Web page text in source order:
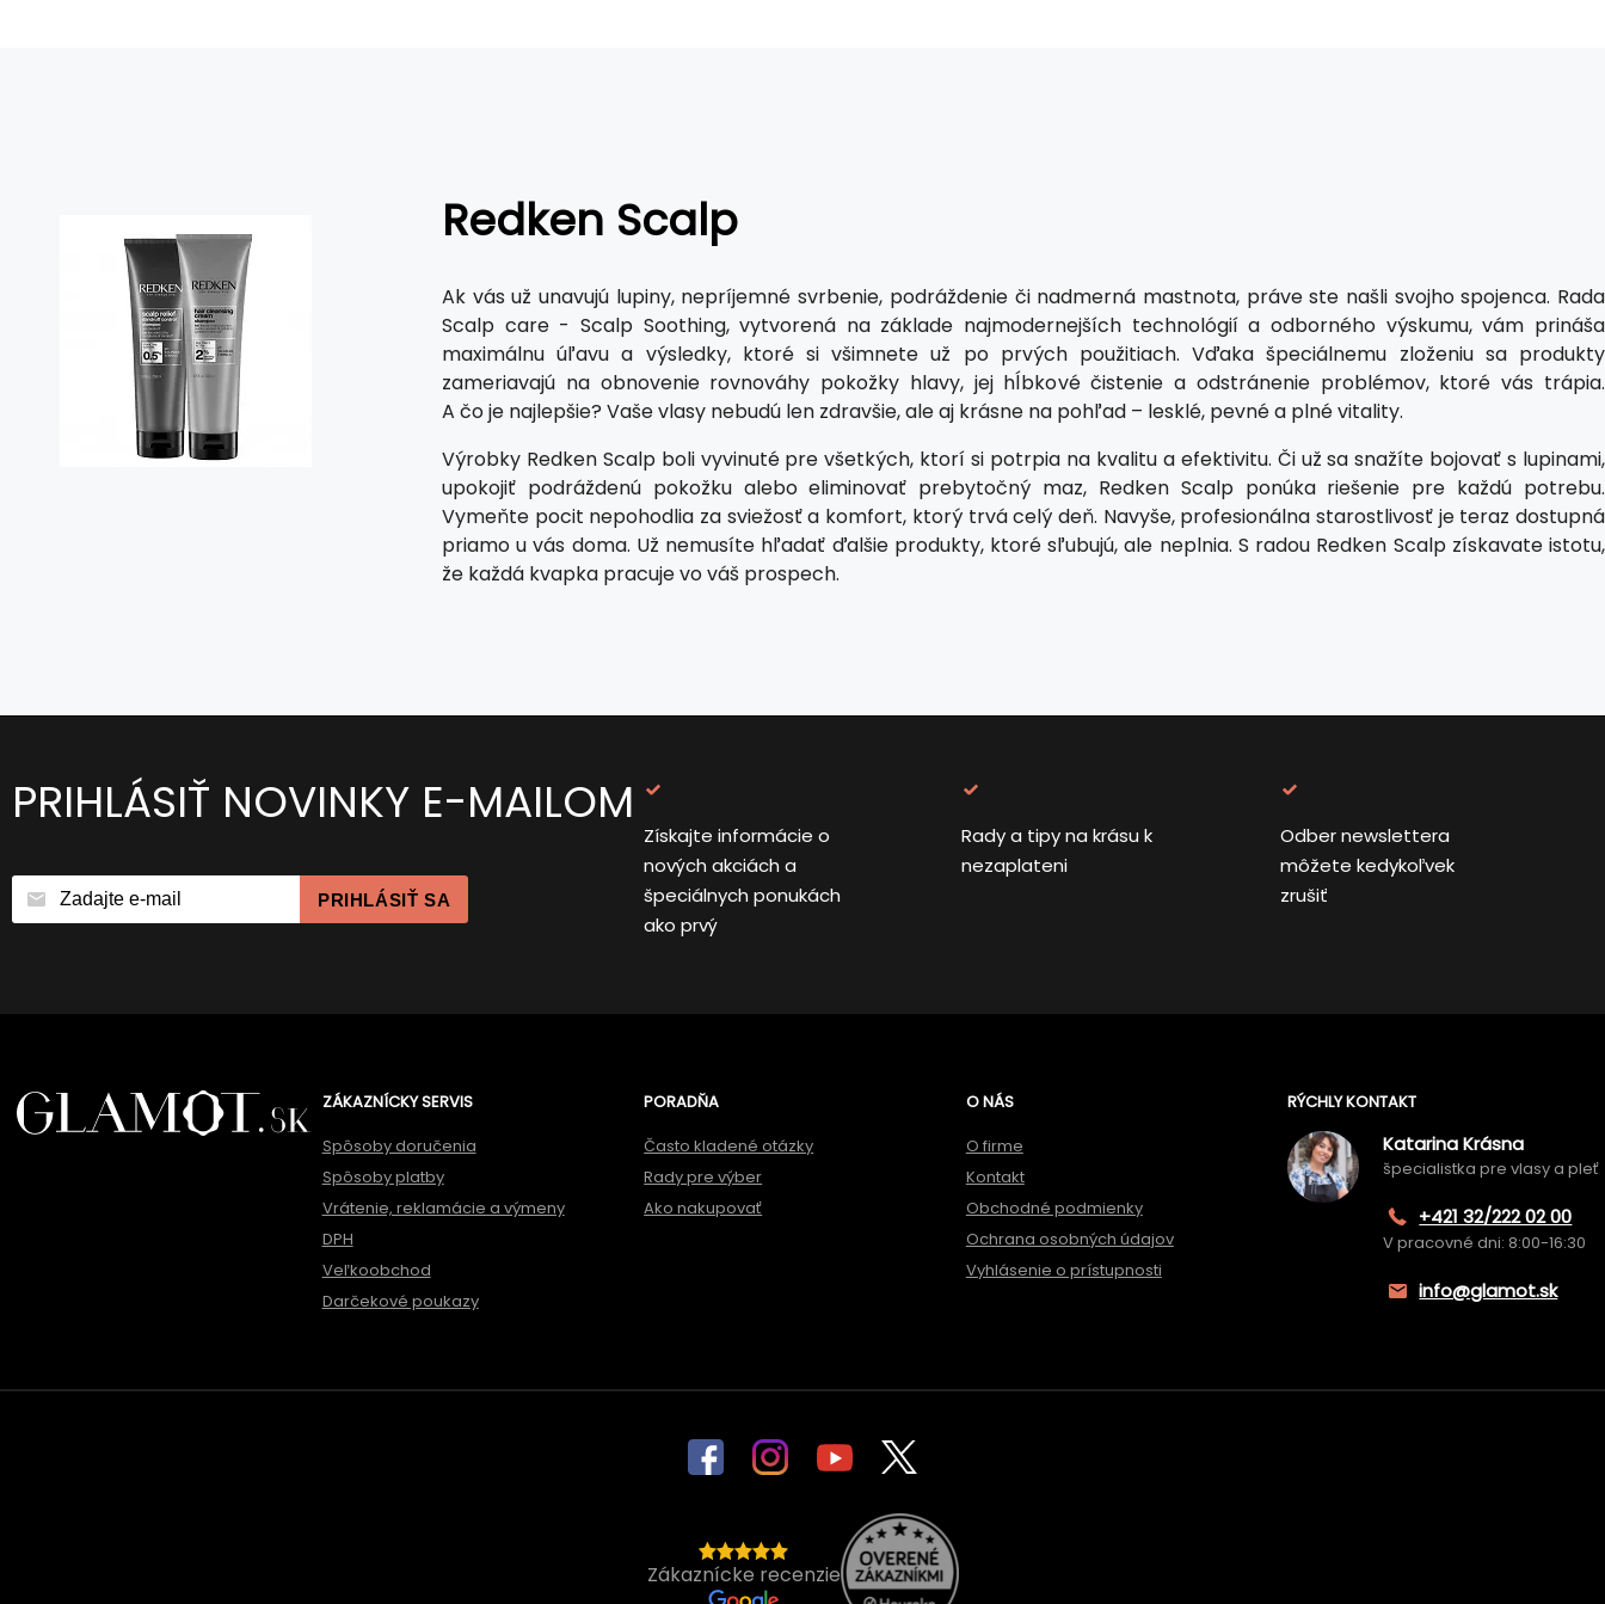
Redken Scalp
Ak vás už unavujú lupiny, nepríjemné svrbenie, podráždenie či nadmerná mastnota, práve ste našli svojho spojenca. Rada
Scalp care - Scalp Soothing, vytvorená na základe najmodernejších technológií a odborného výskumu, vám prináša
maximálnu úľavu a výsledky, ktoré si všimnete už po prvých použitiach. Vďaka špeciálnemu zloženiu sa produkty
zameriavajú na obnovenie rovnováhy pokožky hlavy, jej hĺbkové čistenie a odstránenie problémov, ktoré vás trápia.
A čo je najlepšie? Vaše vlasy nebudú len zdravšie, ale aj krásne na pohľad – lesklé, pevné a plné vitality.
Výrobky Redken Scalp boli vyvinuté pre všetkých, ktorí si potrpia na kvalitu a efektivitu. Či už sa snažíte bojovať s lupinami,
upokojiť podráždenú pokožku alebo eliminovať prebytočný maz, Redken Scalp ponúka riešenie pre každú potrebu.
Vymeňte pocit nepohodlia za sviežosť a komfort, ktorý trvá celý deň. Navyše, profesionálna starostlivosť je teraz dostupná
priamo u vás doma. Už nemusíte hľadať ďalšie produkty, ktoré sľubujú, ale neplnia. S radou Redken Scalp získavate istotu,
že každá kvapka pracuje vo váš prospech.
PRIHLÁSIŤ NOVINKY E-MAILOM
PRIHLÁSIŤ SA
Získajte informácie o
nových akciách a
špeciálnych ponukách
ako prvý
Rady a tipy na krásu k
nezaplateni
Odber newslettera
môžete kedykoľvek
zrušiť
ZÁKAZNÍCKY SERVIS
Spôsoby doručenia
Spôsoby platby
Vrátenie, reklamácie a výmeny
DPH
Veľkoobchod
Darčekové poukazy
PORADŇA
Často kladené otázky
Rady pre výber
Ako nakupovať
O NÁS
O firme
Kontakt
Obchodné podmienky
Ochrana osobných údajov
Vyhlásenie o prístupnosti
RÝCHLY KONTAKT
Katarina Krásna
špecialistka pre vlasy a pleť
+421 32/222 02 00
V pracovné dni: 8:00-16:30
info@glamot.sk
Zákaznícke recenzie